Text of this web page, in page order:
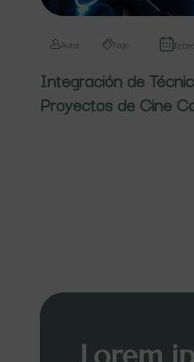
Autor Tags
Integración de
Proyectos de Cine